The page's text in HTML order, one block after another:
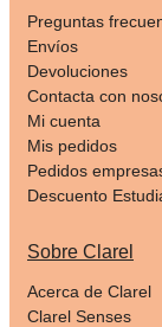
Preguntas
Envíos
Devoluciones
Contacta con
Mi cuenta
Mis pedidos
Pedidos
Descuento
Sobre Clarel
Acerca de Clarel
Clarel Senses